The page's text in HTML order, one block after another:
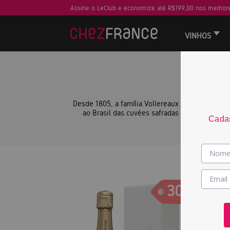
Assine o LeClub e economize até R$199,00 nos
VINHOS
—
Desde 1805, a família Vollereaux cultiva
ao Brasil das cuvées safradas Vollereaux
30